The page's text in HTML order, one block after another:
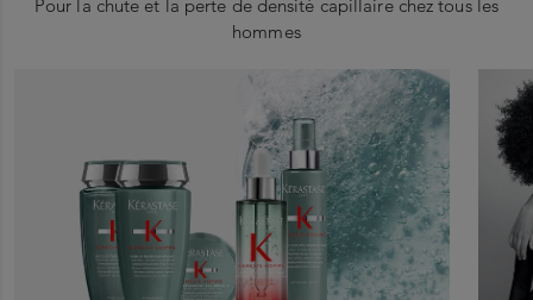
Pour la chute et la perte de densité capillaire chez tous les
hommes